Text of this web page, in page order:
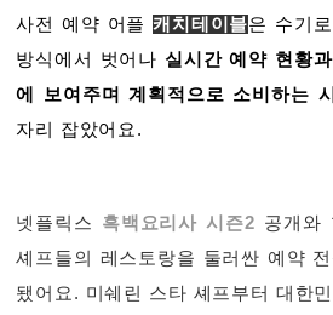
사전 예약 어플캐치테이블은 수기
방식에서 벗어나실시간 예약 현황
에 보여주며 계획적으로 소비하는
자리 잡았어요.
넷플릭스 흑백요리사 시즌2 공개와
셰프들의 레스토랑을 둘러싼 예약
됐어요. 미쉐린 스타 셰프부터 대한